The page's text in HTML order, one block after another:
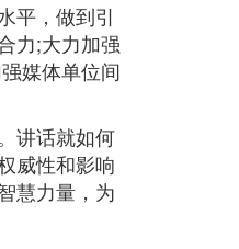
平，做到引
力;大力加强
媒体单位间
讲话就如何
威性和影响
慧力量，为